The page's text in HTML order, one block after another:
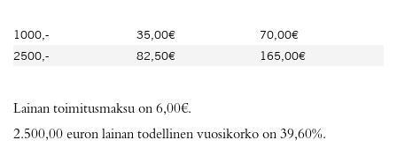
1000,- 35,00€
70,00€
2500,-
82,50€ 165,00€
Lainan toimitusmaksu on 6,00€.
2.500,00 euron lainan todellinen vuosikorko on 39,60%.